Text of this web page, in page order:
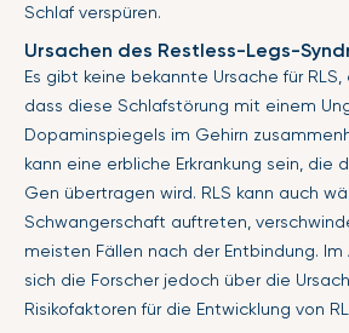
Schlaf verspüren.
Ursachen des Restless-Legs-
Es gibt keine bekannte Ursache für
dass diese Schlafstörung mit einem
Dopaminspiegels im Gehirn
kann eine erbliche Erkrankung sein, die
Gen übertragen wird. RLS kann auch
Schwangerschaft auftreten,
meisten Fällen nach der Entbindung.
sich die Forscher jedoch über die
Risikofaktoren für die Entwicklung von